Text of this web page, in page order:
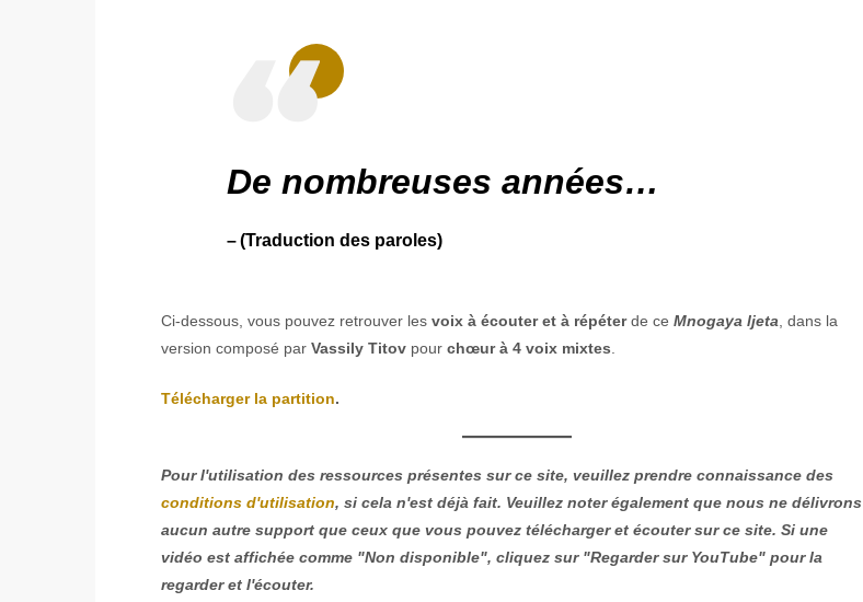
De nombreuses années…
(Traduction des paroles)
Ci-dessous, vous pouvez retrouver les voix à écouter et à répéterde ce Mnogaya ljeta , dans la
version composé par Vassily Titov pour chœur à 4 voix mixtes
Télécharger la partition.
Pour l'utilisation des ressources présentes sur ce site, veuillez prendre connaissance des
conditions d'utilisation, si cela n'est déjà fait. Veuillez noter également que nous ne délivrons
aucun autre support que ceux que vous pouvez télécharger et écouter sur ce site. Si une
vidéo est affichée comme "Non disponible", cliquez sur "Regarder sur YouTube" pour la
regarder et l'écouter.